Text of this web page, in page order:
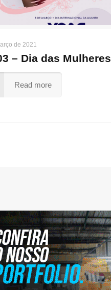
de 2021
– Dia das Mulheres
Read more